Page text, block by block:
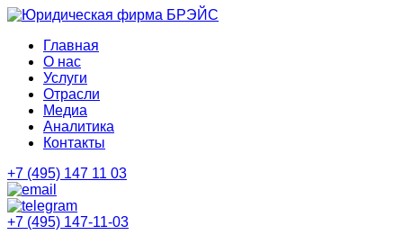
Главная
О нас
Услуги
Отрасли
Медиа
Аналитика
Контакты
+7 (495) 147 11 03
+7 (495) 147-11-03